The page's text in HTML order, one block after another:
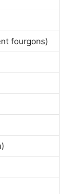
fourgons)